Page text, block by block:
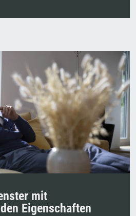
mit
Eigenschaften